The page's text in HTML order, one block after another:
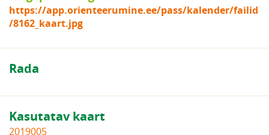
https://app.orienteerumine.ee/pass/kalender/failid
/8162_kaart.jpg
Rada
Kasutatav kaart
2019005